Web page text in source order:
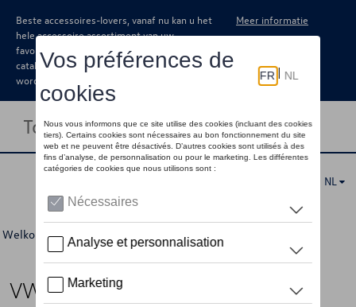
Beste accessoires-lovers, vanaf nu kan u het
hele accessoire assortiment van uw
favoriete merk terugvinden in de online
catalogus. Deze kunnen steeds besteld
worden via uw dealer.
Meer informatie
Toggle navigation
NL
Welkom >Voor u > Accessoires
VW drinkfles “R” logo, blauw